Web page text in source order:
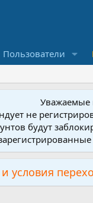
Пользователи
Уважаемые
не
будут
условия